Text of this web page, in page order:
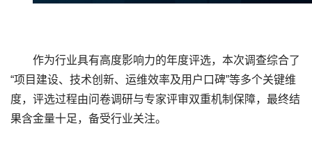
作为行业具有高度影响力的年度评选，本次调查综合了
“项目建设、技术创新、运维效率及用户口碑”等多个关键维
度，评选过程由问卷调研与专家评审双重机制保障，最终结
果含金量十足，备受行业关注。